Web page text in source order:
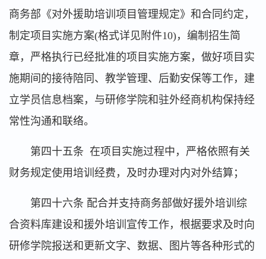
商务部《对外援助培训项目管理规定》和合同约定，
制定项目实施方案(格式详见附件10)，编制招生简
章，严格执行已经批准的项目实施方案，做好项目实
施期间的接待陪同、教学管理、后勤安保等工作，建
立学员信息档案，与研修学院和驻外经商机构保持经
常性沟通和联络。
第四十五条 在项目实施过程中，严格依照有关
财务规定使用培训经费，及时办理对内对外结算；
第四十六条 配合并支持商务部做好援外培训综
合资料库建设和援外培训宣传工作，根据要求及时向
研修学院报送和更新文字、数据、图片等各种形式的